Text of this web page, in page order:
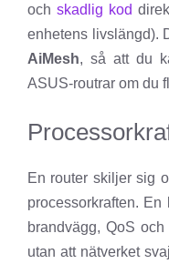
och skadlig kod
enhetens livslängd).
AiMesh, så att du
ASUS-routrar om du
En router skiljer sig
processorkraften.
brandvägg, QoS
utan att nätverket